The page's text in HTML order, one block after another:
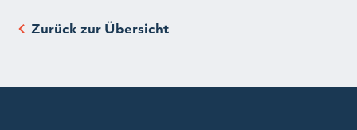
Zurück zur Übersicht